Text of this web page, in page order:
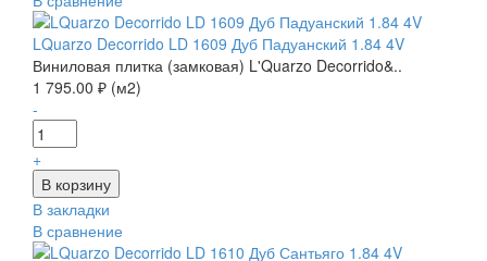
LQuarzo Decorrido LD 1609 Дуб Падуанский 1.84 4V
Виниловая плитка (замковая) L'Quarzo Decorrido&..
1 795.00 ₽ (м2)
-
+
В закладки
В сравнение